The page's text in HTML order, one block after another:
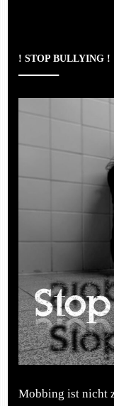
! STOP BULLYING !
Mobbing ist nicht